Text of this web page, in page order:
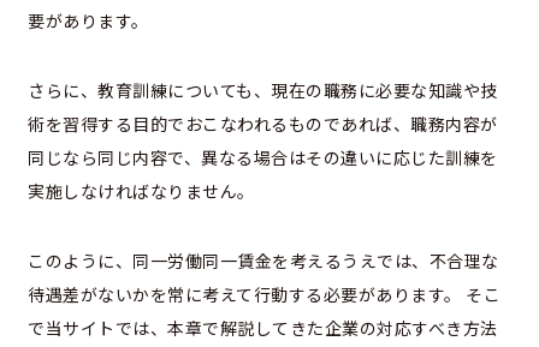
要があります。
さらに、教育訓練についても、現在の職務に必要な知識や技
術を習得する目的でおこなわれるものであれば、職務内容が
同じなら同じ内容で、異なる場合はその違いに応じた訓練を
実施しなければなりません。
このように、同一労働同一賃金を考えるうえでは、不合理な
待遇差がないかを常に考えて行動する必要があります。 そこ
で当サイトでは、本章で解説してきた企業の対応すべき方法